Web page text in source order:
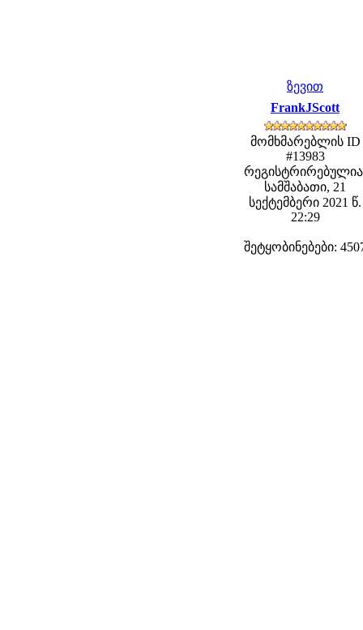
ზევით
FrankJScott
მომხმარებლის ID
#13983
სამშაბათი, 21
სექტემბერი 2021 წ.
22:29
შეტყობინებები: